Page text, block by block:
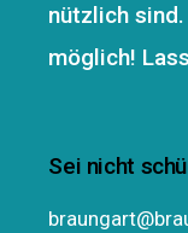
nützlich
möglich!
Sei nicht